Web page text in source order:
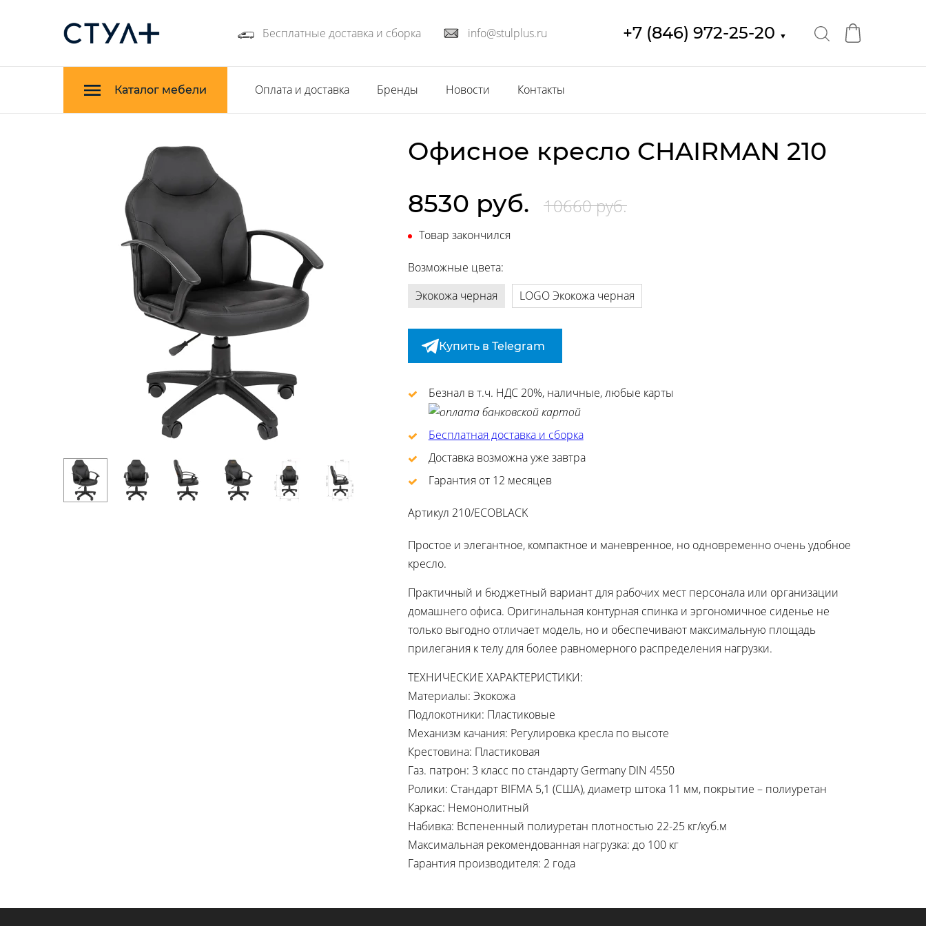
Бесплатные доставка и сборка info@stulplus.ru +7 (846) 972-25-20 ▼
Каталог мебели Оплата и доставка Бренды Новости Контакты
Офисное кресло CHAIRMAN 210
8530 руб.
10660 руб.
Товар закончился
Возможные цвета:
Экокожа черная
LOGO Экокожа черная
Купить в Telegram
Безнал в т.ч. НДС 20%, наличные, любые карты
Бесплатная доставка и сборка
Доставка возможна уже завтра
Гарантия от 12 месяцев
Артикул 210/ECOBLACK
Простое и элегантное, компактное и маневренное, но одновременно очень удобное
кресло.
Практичный и бюджетный вариант для рабочих мест персонала или организации
домашнего офиса. Оригинальная контурная спинка и эргономичное сиденье не
только выгодно отличает модель, но и обеспечивают максимальную площадь
прилегания к телу для более равномерного распределения нагрузки.
ТЕХНИЧЕСКИЕ ХАРАКТЕРИСТИКИ:
Материалы: Экокожа
Подлокотники: Пластиковые
Механизм качания: Регулировка кресла по высоте
Крестовина: Пластиковая
Газ. патрон: 3 класс по стандарту Germany DIN 4550
Ролики: Стандарт BIFMA 5,1 (США), диаметр штока 11 мм, покрытие – полиуретан
Каркас: Немонолитный
Набивка: Вспененный полиуретан плотностью 22-25 кг/куб.м
Максимальная рекомендованная нагрузка: до 100 кг
Гарантия производителя: 2 года